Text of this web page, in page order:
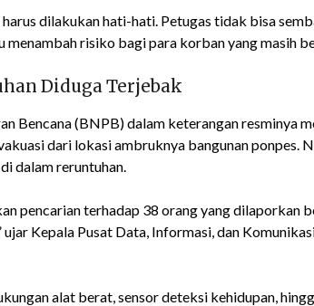
dilakukan hati-hati. Petugas tidak bisa
risiko bagi para korban yang masih
Diduga Terjebak
Bencana (BNPB) dalam keterangan resminya
dari lokasi ambruknya bangunan ponpes.
dalam reruntuhan.
pencarian terhadap 38 orang yang dilaporkan
Kepala Pusat Data, Informasi, dan
alat berat, sensor deteksi kehidupan,